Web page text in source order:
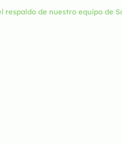
respaldo de nuestro equipo de